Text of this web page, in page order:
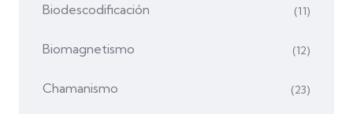
Biodescodificación (11)
Biomagnetismo (12)
Chamanismo (23)